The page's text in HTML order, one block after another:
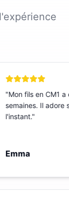
Mon fils en CM1 a
semaines. Il adore
l'instant."
Emma